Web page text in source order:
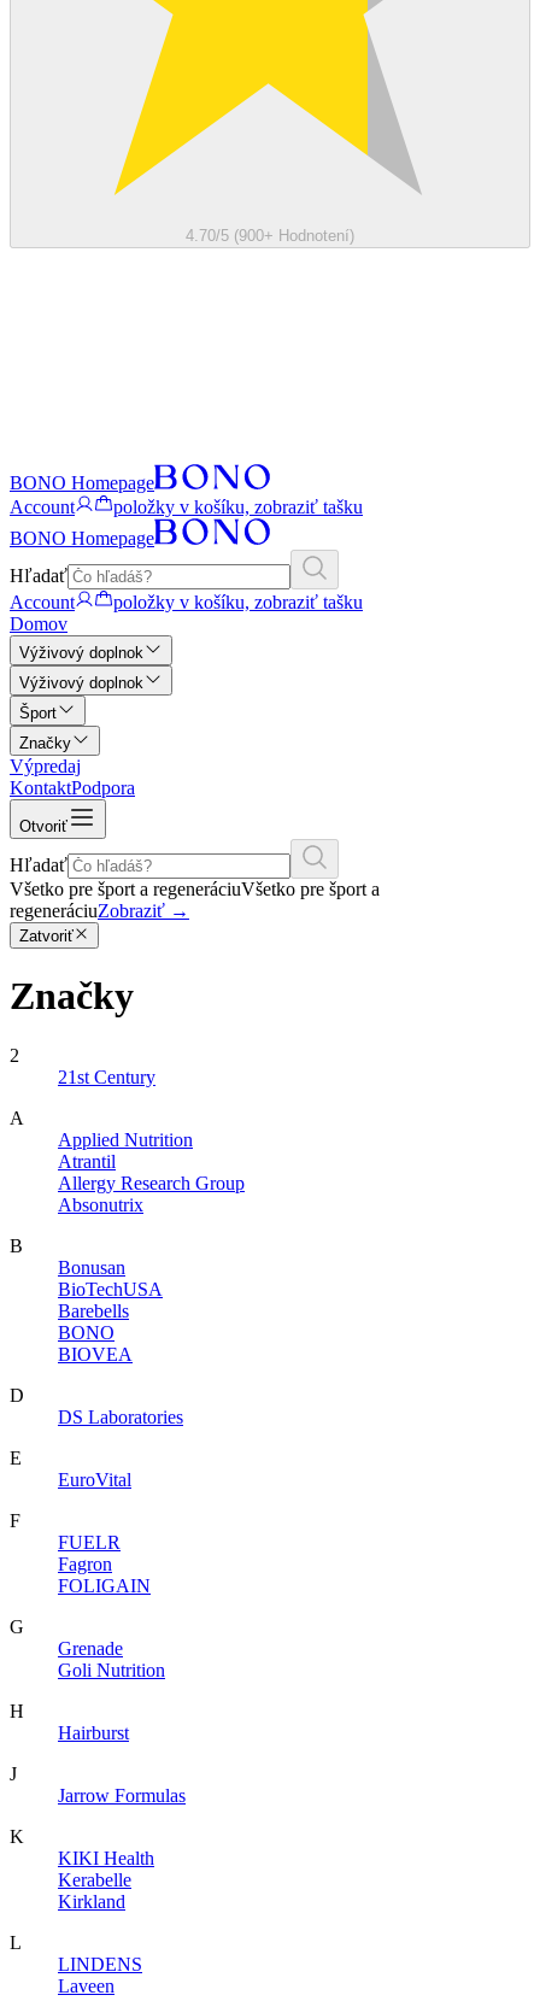
4.70/5 (900+ Hodnotení)
BONO Homepage
Account
položky v košíku, zobraziť tašku
BONO Homepage
Hľadať
Account
položky v košíku, zobraziť tašku
Domov
Výživový doplnok
Výživový doplnok
Šport
Značky
Výpredaj
KontaktPodpora
Otvoriť
Hľadať
Všetko pre šport a regeneráciuVšetko pre šport a
regeneráciuZobraziť →
Zatvoriť
Značky
2
21st Century
A
Applied Nutrition
Atrantil
Allergy Research Group
Absonutrix
B
Bonusan
BioTechUSA
Barebells
BONO
BIOVEA
D
DS Laboratories
E
EuroVital
F
FUELR
Fagron
FOLIGAIN
G
Grenade
Goli Nutrition
H
Hairburst
J
Jarrow Formulas
K
KIKI Health
Kerabelle
Kirkland
L
LINDENS
Laveen